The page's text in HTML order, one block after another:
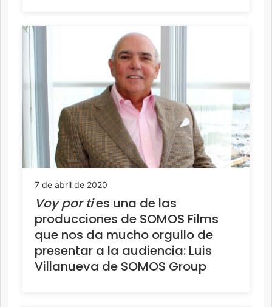
7 de abril de 2020
Voy por ties una de las
producciones de SOMOS Films
que nos da mucho orgullo de
presentar a la audiencia: Luis
Villanueva de SOMOS Group